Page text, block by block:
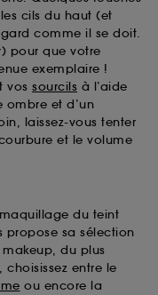
cils du haut (et
comme il se doit.
pour que votre
exemplaire !
vos sourcils à l’aide
ombre et d’un
laissez-vous tenter
et le volume
du teint
propose sa sélection
du plus
entre le
ou encore la